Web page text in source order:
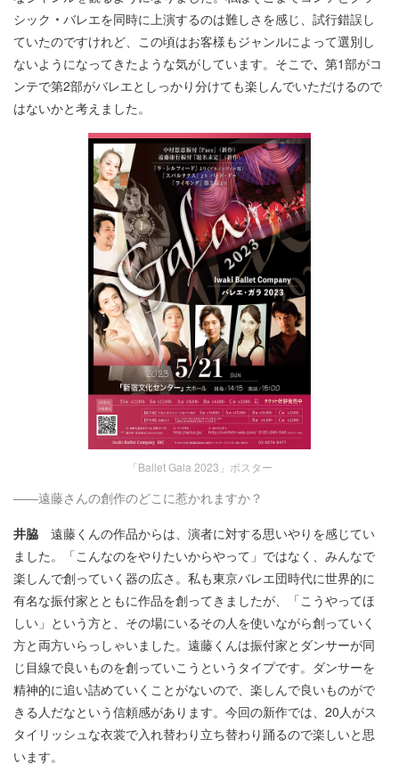
シック ・ バレエを同時に上演するのは難しさを感じ、試行錯誤し
ていたのですけれど、この頃はお客様もジャンルによって選別し
ないようになってきたような気がしています。そこで、 第1部がコ
ンテで第2部がバレエとしっかり分けても楽しんでいただけるので
はないかと考えました。
「Ballet Gala 2023」ポスター
――遠藤さんの創作のどこに惹かれますか？
井脇 遠藤くんの作品からは、演者に対する思いやりを感じてい
ました。「こんなのをやりたいからやって」ではなく、みんなで
楽しんで創っていく器の広さ。私も東京バレエ団時代に世界的に
有名な振付家とともに作品を創ってきましたが、「こうやってほ
しい」という方と、その場にいるその人を使いながら創っていく
方と両方いらっしゃいました。遠藤くんは振付家とダンサーが同
じ目線で良いものを創っていこうというタイプです。ダンサーを
精神的に追い詰めていくことがないので、楽しんで良いものがで
きる人だなという信頼感があります。今回の新作では、20人がス
タイリッシュな衣裳で入れ替わり立ち替わり踊るので楽しいと思
います。